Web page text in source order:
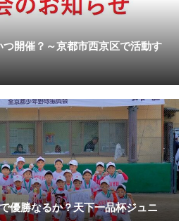
開催？～京都市西京区で活動す
優勝なるか？天下一品杯ジュニ